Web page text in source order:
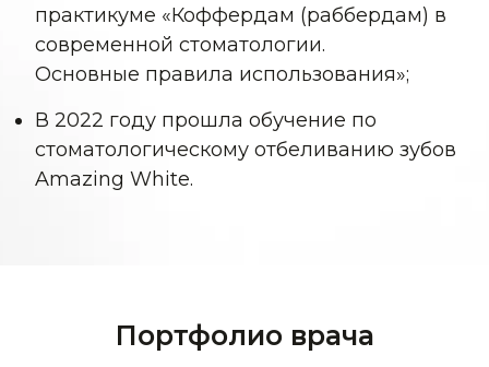
практикуме «Коффердам (раббердам) в
современной стоматологии.
Основные правила использования»;
В 2022 году прошла обучение по
стоматологическому отбеливанию зубов
Amazing White.
Портфолио врача